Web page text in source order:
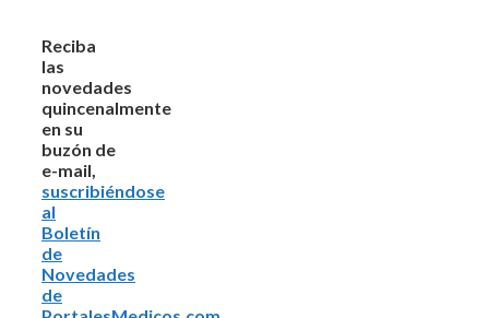
Reciba
las
novedades
quincenalmente
en su
buzón de
e-mail,
suscribiéndose
al
Boletín
de
Novedades
de